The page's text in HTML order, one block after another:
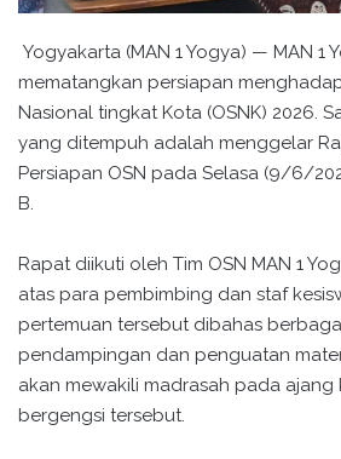
Yogyakarta (MAN 1 Yogya) — MAN 1
mematangkan persiapan
Nasional tingkat Kota (OSNK) 2026.
yang ditempuh adalah menggelar
Persiapan OSN pada Selasa (9/6/
B.
Rapat diikuti oleh Tim OSN MAN 1
atas para pembimbing dan staf
pertemuan tersebut dibahas
pendampingan dan penguatan
akan mewakili madrasah pada
bergengsi tersebut.